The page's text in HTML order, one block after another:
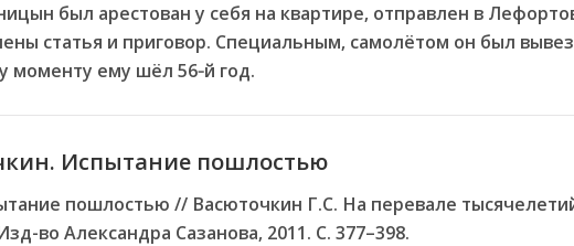
был арестован у себя на квартире, отправлен в
статья и приговор. Специальным, самолётом он был
моменту ему шёл 56‑й год.
Испытание пошлостью
пошлостью // Васюточкин Г.С. На перевале
во Александра Сазанова, 2011. С. 377–398.